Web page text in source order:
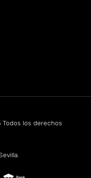
los derechos